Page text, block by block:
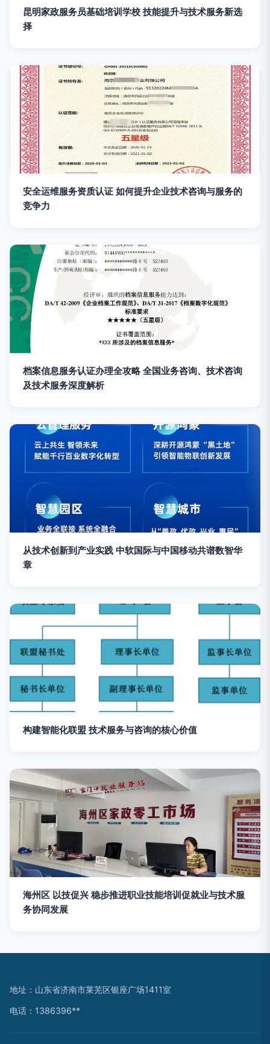
昆明家政服务员基础培训学校 技能提升与技术服务新选
择
安全运维服务资质认证 如何提升企业技术咨询与服务的
竞争力
档案信息服务认证办理全攻略 全国业务咨询、技术咨询
及技术服务深度解析
从技术创新到产业实践 中软国际与中国移动共谱数智华
章
构建智能化联盟 技术服务与咨询的核心价值
海州区 以技促兴 稳步推进职业技能培训促就业与技术服
务协同发展
地址：山东省济南市莱芜区银座广场1411室
电话：1386396**